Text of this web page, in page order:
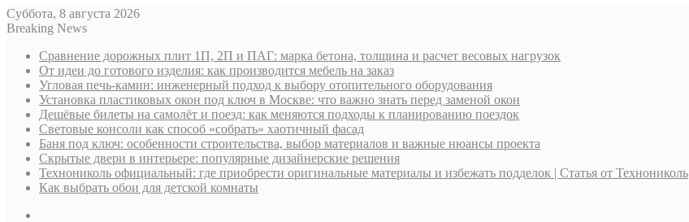
Суббота, 8 августа 2026
Breaking News
Сравнение дорожных плит 1П, 2П и ПАГ: марка бетона, толщина и расчет весовых нагрузок
От идеи до готового изделия: как производится мебель на заказ
Угловая печь-камин: инженерный подход к выбору отопительного оборудования
Установка пластиковых окон под ключ в Москве: что важно знать перед заменой окон
Дешёвые билеты на самолёт и поезд: как меняются подходы к планированию поездок
Световые консоли как способ «собрать» хаотичный фасад
Баня под ключ: особенности строительства, выбор материалов и важные нюансы проекта
Скрытые двери в интерьере: популярные дизайнерские решения
Технониколь официальный: где приобрести оригинальные материалы и избежать подделок | Статья от Технониколь
Как выбрать обои для детской комнаты